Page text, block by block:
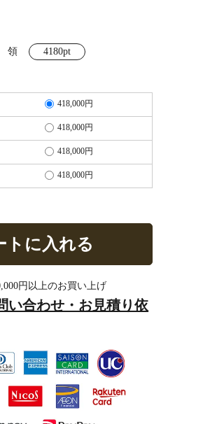
作務衣
山号額・寄進額・定紋
領 4180pt
418,000円
418,000円
418,000円
418,000円
トに入れる
円以上のお買い上げ
い合わせ・お見積り依